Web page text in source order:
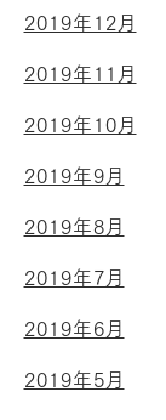
2019年12月
2019年11月
2019年10月
2019年9月
2019年8月
2019年7月
2019年6月
2019年5月